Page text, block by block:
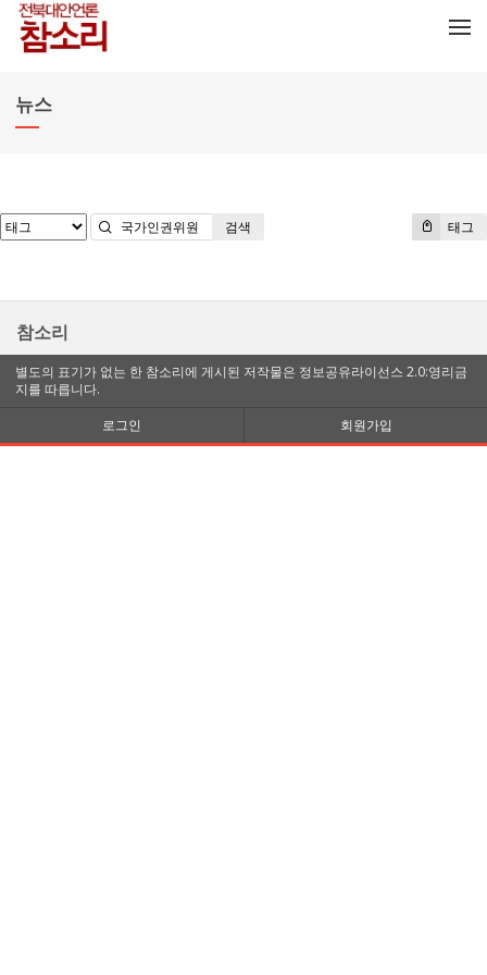
뉴스
태그
검색
참소리
별도의 표기가 없는 한 참소리에 게시된 저작물은 정보공유라이선스 2.0:영리금
지를 따릅니다.
로그인
회원가입